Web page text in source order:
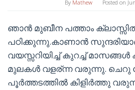
By Mathew Posted on
ഞാൻ മുബീന പത്താം
പഠിക്കുന്നു.കാണാൻ
വയസ്സറിയിച്ച് കുറച്ച്
മുലകൾ വളര്ന്ന വരുന്നു. ചെറു
പൂർത്തടത്തിൽ കിളിർത്തു